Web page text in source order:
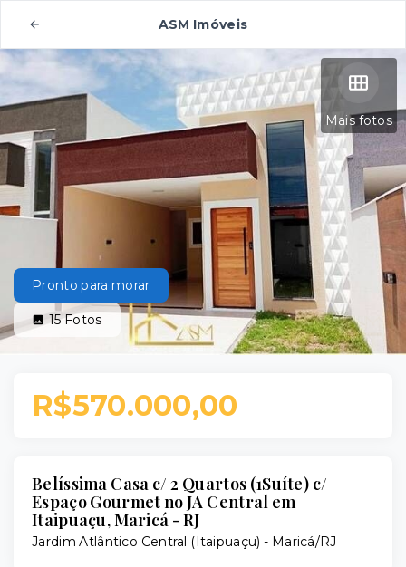
ASM Imóveis
Mais fotos
Pronto para morar
15Fotos
R$570.000,00
Belíssima Casa c/ 2 Quartos (1Suíte) c/
Espaço Gourmet no JA Central em
Itaipuaçu, Maricá - RJ
Jardim Atlântico Central (Itaipuaçu) - Maricá/RJ